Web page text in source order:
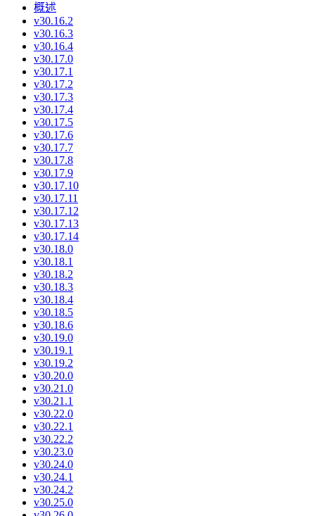
概述
v30.16.2
v30.16.3
v30.16.4
v30.17.0
v30.17.1
v30.17.2
v30.17.3
v30.17.4
v30.17.5
v30.17.6
v30.17.7
v30.17.8
v30.17.9
v30.17.10
v30.17.11
v30.17.12
v30.17.13
v30.17.14
v30.18.0
v30.18.1
v30.18.2
v30.18.3
v30.18.4
v30.18.5
v30.18.6
v30.19.0
v30.19.1
v30.19.2
v30.20.0
v30.21.0
v30.21.1
v30.22.0
v30.22.1
v30.22.2
v30.23.0
v30.24.0
v30.24.1
v30.24.2
v30.25.0